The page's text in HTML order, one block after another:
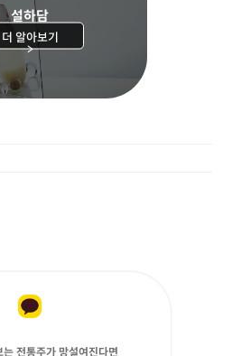
설하담
더 알아보기
>
전통주가 망설여진다면